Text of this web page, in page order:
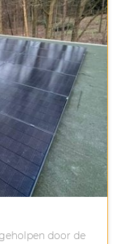
door de